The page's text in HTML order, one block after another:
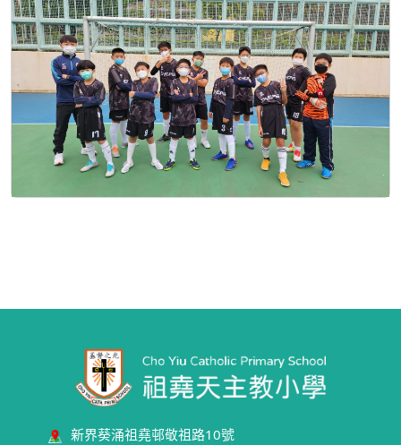
新界葵涌祖堯邨敬祖路10號